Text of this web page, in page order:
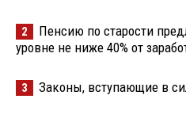
2
Пенсию по старости
уровне не ниже 40% от
3 Законы, вступающие в